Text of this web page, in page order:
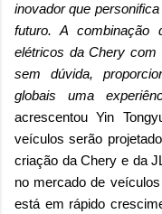
inovador que
futuro. A combinação
elétricos da Chery com
sem dúvida,
globais uma
acrescentou Yin
veículos serão
criação da Chery e da
no mercado de
está em rápido